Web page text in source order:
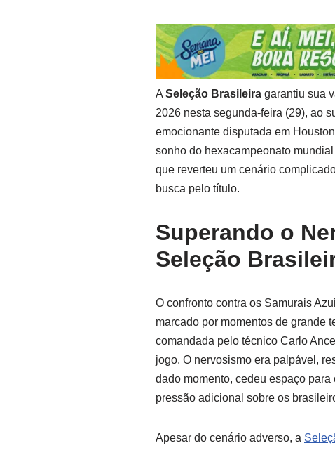
A Seleção Brasileira garantiu sua
2026 nesta segunda-feira (29), ao
emocionante disputada em
sonho do hexacampeonato
que reverteu um cenário
busca pelo título.
Superando o
Seleção
O confronto contra os Samurais
marcado por momentos de grande
comandada pelo técnico Carlo
jogo. O nervosismo era palpável,
dado momento, cedeu espaço
pressão adicional sobre os
Apesar do cenário adverso, a